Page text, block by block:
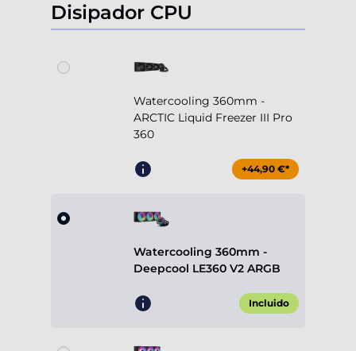
Disipador CPU
Watercooling 360mm -
ARCTIC Liquid Freezer III Pro
360
+44,90 €*
Watercooling 360mm -
Deepcool LE360 V2 ARGB
Incluido